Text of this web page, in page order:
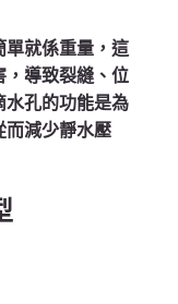
單就係重量，這
，導致裂縫、位
水孔的功能是為
而減少靜水壓